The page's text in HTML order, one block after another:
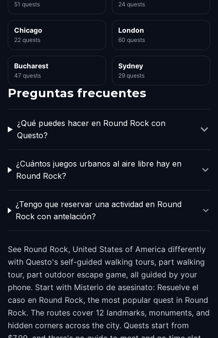
51 quests 24 quests
Chicago
22 quests
London
60 quests
Bucharest
47 quests
Sydney
29 quests
Preguntas frecuentes
¿Qué puedes hacer en Round Rock con
Questo?
¿Cuántos juegos urbanos al aire libre hay en
Round Rock?
¿Tengo que reservar una actividad en Round
Rock con antelación?
See Round Rock, United States of America differently
with Questo's self-guided walking tours, part walking
tour, part outdoor escape game, all guided by your
phone. Start with Misterio de asesinato: Resuelve el
caso en Round Rock, the most popular quest in Round
Rock. The routes cover 12 landmarks, monuments, and
hidden corners across the city. Quests start from